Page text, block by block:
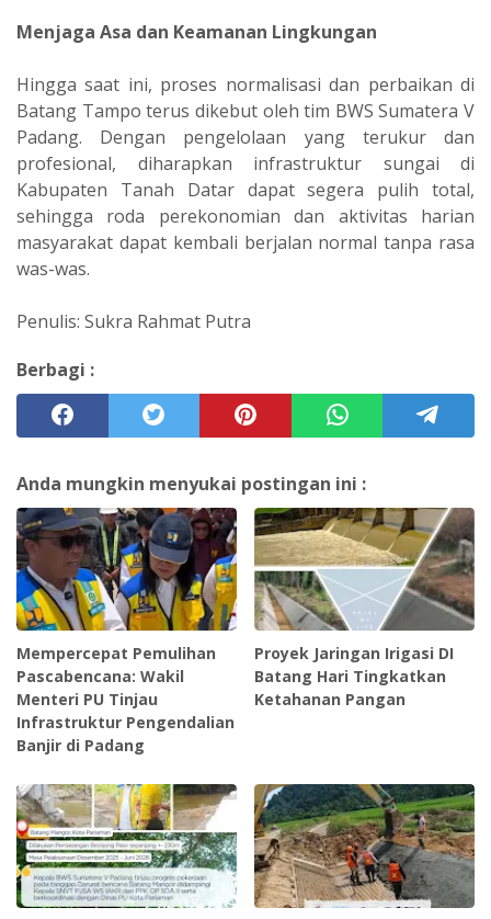
Menjaga Asa dan Keamanan Lingkungan
Hingga saat ini, proses normalisasi dan perbaikan di
Batang Tampo terus dikebut oleh tim BWS Sumatera V
Padang. Dengan pengelolaan yang terukur dan
profesional, diharapkan infrastruktur sungai di
Kabupaten Tanah Datar dapat segera pulih total,
sehingga roda perekonomian dan aktivitas harian
masyarakat dapat kembali berjalan normal tanpa rasa
was-was.
Penulis: Sukra Rahmat Putra
Berbagi :
Anda mungkin menyukai postingan ini :
‎Mempercepat Pemulihan
Pascabencana: Wakil
Menteri PU Tinjau
Infrastruktur Pengendalian
Banjir di Padang
Proyek Jaringan Irigasi DI
Batang Hari Tingkatkan
Ketahanan Pangan ‎